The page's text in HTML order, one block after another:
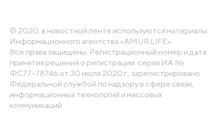
© 2020, в новостной ленте используются материалы
Информационного агентства «AMUR.LIFE».
Все права защищены. Регистрационный номер и дата
принятия решения о регистрации: серия ИА №
ФС77-78746 от 30 июля 2020 г., зарегистрировано
Федеральной службой по надзору в сфере связи,
информационных технологий и массовых
коммуникаций